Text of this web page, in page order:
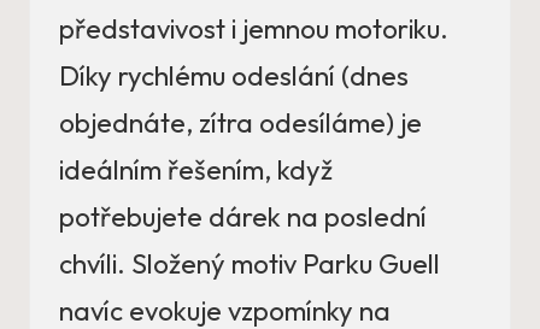
představivost i jemnou motoriku.
Díky rychlému odeslání (dnes
objednáte, zítra odesíláme) je
ideálním řešením, když
potřebujete dárek na poslední
chvíli. Složený motiv Parku Guell
navíc evokuje vzpomínky na